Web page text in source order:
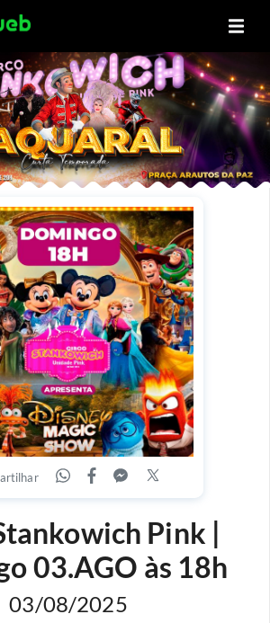
Pink |
03.AGO às 18h
03/08/2025